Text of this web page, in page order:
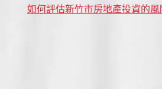
如何評估新竹市房地產投資的風